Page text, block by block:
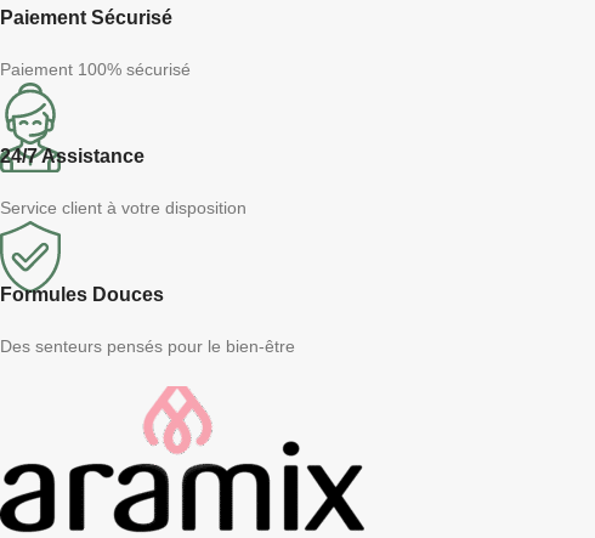
Paiement Sécurisé
Paiement 100% sécurisé
24/7 Assistance
Service client à votre disposition
Formules Douces
Des senteurs pensés pour le bien-être